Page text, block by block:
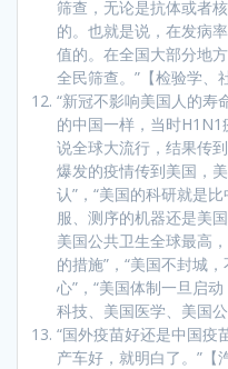
筛查，无论是抗体或者
的。也就是说，在发病
值的。在全国大部分地
全民筛查。”【检验学、
“新冠不影响美国人的寿
的中国一样，当时
说全球大流行，结果传
爆发的疫情传到美国，
认”，“美国的科研就是
服、测序的机器还是美
美国公共卫生全球最高
的措施”，“美国不封城
心”，“美国体制一旦启
科技、美国医学、美国公
“国外疫苗好还是中国疫
产车好，就明白了。”【